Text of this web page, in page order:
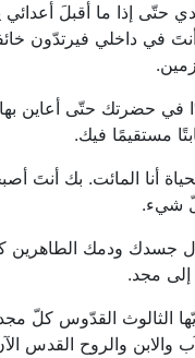
إذا ما أقبلَ أعدائي
في داخلي فيرتدّون
في حضرتك حتّى أعاين
مستقيمًا فيك.
أنا المائت. بك أنتَ
جسدك ودمك الطاهرين
مجد.
الثالوث القدّوس كلّ مجد
والابن والروح القدس